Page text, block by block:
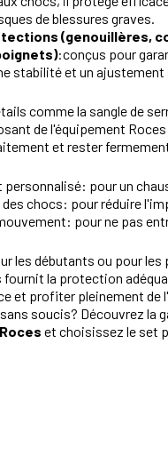
de blessures graves.
(genouillères,
:conçus pour
stabilité et un ajustement
comme la sangle de
de l'équipement
et rester
personnalisé: pour un
chocs: pour réduire
pour ne pas
les débutants ou pour les
fournit la protection
et profiter pleinement de
soucis? Découvrez la
et choisissez le set